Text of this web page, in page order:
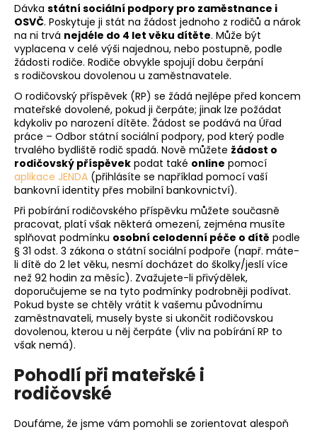
Dávka státní sociální podpory pro zaměstnance i
OSVČ. Poskytuje ji stát na žádost jednoho z rodičů a nárok
na ni trvá nejdéle do 4 let věku dítěte. Může být
vyplacena v celé výši najednou, nebo postupně, podle
žádosti rodiče. Rodiče obvykle spojují dobu čerpání
s rodičovskou dovolenou u zaměstnavatele.
O rodičovský příspěvek (RP) se žádá nejlépe před koncem
mateřské dovolené, pokud ji čerpáte; jinak lze požádat
kdykoliv po narození dítěte. Žádost se podává na Úřad
práce – Odbor státní sociální podpory, pod který podle
trvalého bydliště rodič spadá. Nově můžete žádost o
rodičovský příspěvek podat také online pomocí
aplikace JENDA (přihlásíte se například pomocí vaší
bankovní identity přes mobilní bankovnictví).
Při pobírání rodičovského příspěvku můžete současně
pracovat, platí však některá omezení, zejména musíte
splňovat podmínku osobní celodenní péče o dítě podle
§ 31 odst. 3 zákona o státní sociální podpoře (např. máte-
li dítě do 2 let věku, nesmí docházet do školky/jeslí více
než 92 hodin za měsíc). Zvažujete-li přivýdělek,
doporučujeme se na tyto podmínky podrobněji podívat.
Pokud byste se chtěly vrátit k vašemu původnímu
zaměstnavateli, musely byste si ukončit rodičovskou
dovolenou, kterou u něj čerpáte (vliv na pobírání RP to
však nemá).
Pohodlí při mateřské i
rodičovské
Doufáme, že jsme vám pomohli se zorientovat alespoň